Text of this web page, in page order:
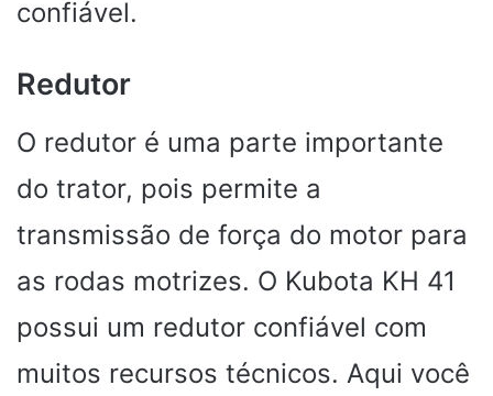
confiável.
Redutor
O redutor é uma parte importante
do trator, pois permite a
transmissão de força do motor para
as rodas motrizes. O Kubota KH 41
possui um redutor confiável com
muitos recursos técnicos. Aqui você